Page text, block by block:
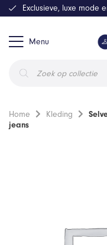
Menu
zoeken
Exclusieve, luxe mode
Home Kleding
jeans